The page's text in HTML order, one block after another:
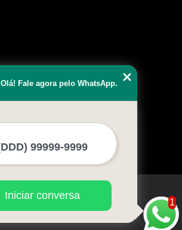
1
Olá! Fale agora pelo WhatsApp.
Iniciar conversa